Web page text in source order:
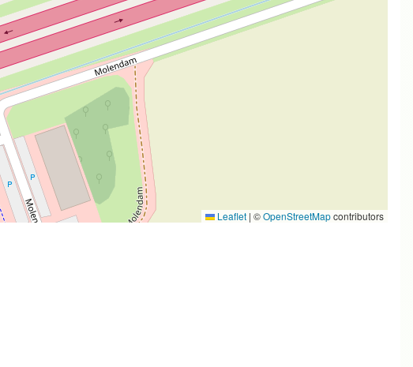
Leaflet | ©OpenStreetMapcontributors